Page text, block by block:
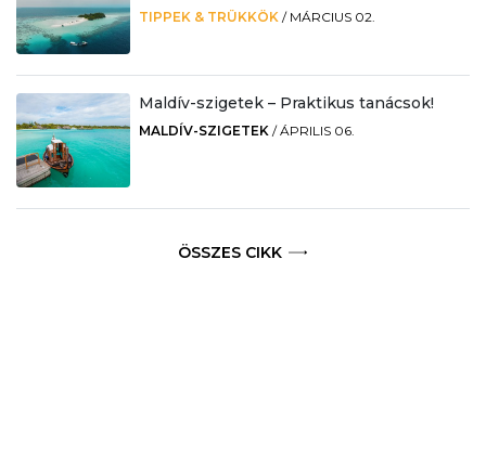
TIPPEK & TRÜKKÖK / MÁRCIUS 02.
Maldív-szigetek – Praktikus tanácsok!
MALDÍV-SZIGETEK /ÁPRILIS 06.
ÖSSZES CIKK